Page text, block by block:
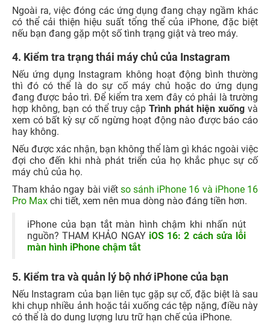
Ngoài ra, việc đóng các ứng dụng đang chạy ngầm khác
có thể cải thiện hiệu suất tổng thể của iPhone, đặc biệt
nếu bạn đang gặp một số tình trạng giật và treo máy.
4. Kiểm tra trạng thái máy chủ của Instagram
Nếu ứng dụng Instagram không hoạt động bình thường
thì đó có thể là do sự cố máy chủ hoặc do ứng dụng
đang được bảo trì. Để kiểm tra xem đây có phải là trường
hợp không, bạn có thể truy cậpTrình phát hiện xuống và
xem có bất kỳ sự cố ngừng hoạt động nào được báo cáo
hay không.
Nếu được xác nhận, bạn không thể làm gì khác ngoài việc
đợi cho đến khi nhà phát triển của họ khắc phục sự cố
máy chủ của họ.
Tham khảo ngay bài viết so sánh iPhone 16 và iPhone 16
Pro Max chi tiết, xem nên mua dòng nào đáng tiền hơn.
iPhone của bạn tắt màn hình chậm khi nhấn nút
nguồn? THAM KHẢO NGAY iOS 16: 2 cách sửa lỗi
màn hình iPhone chậm tắt
5. Kiểm tra và quản lý bộ nhớ iPhone của bạn
Nếu Instagram của bạn liên tục gặp sự cố, đặc biệt là sau
khi chụp nhiều ảnh hoặc tải xuống các tệp nặng, điều này
có thể là do dung lượng lưu trữ hạn chế của iPhone.